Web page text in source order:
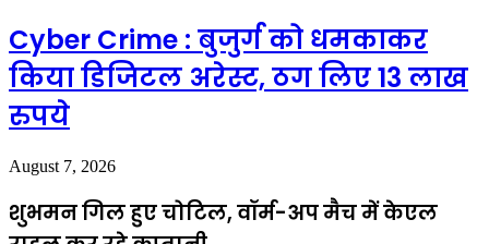
Cyber Crime : बुजुर्ग को धमकाकर
किया डिजिटल अरेस्ट, ठग लिए 13 लाख
रुपये
August 7, 2026
शुभमन गिल हुए चोटिल, वॉर्म-अप मैच में केएल